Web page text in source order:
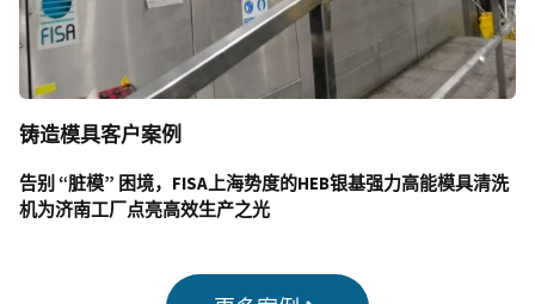
铸造模具客户案例
告别 “脏模” 困境，FISA上海势度的HEB银基强力高能模具清洗
机为济南工厂点亮高效生产之光